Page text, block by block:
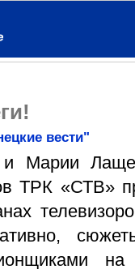
вести"
Марии
ТРК «СТВ»